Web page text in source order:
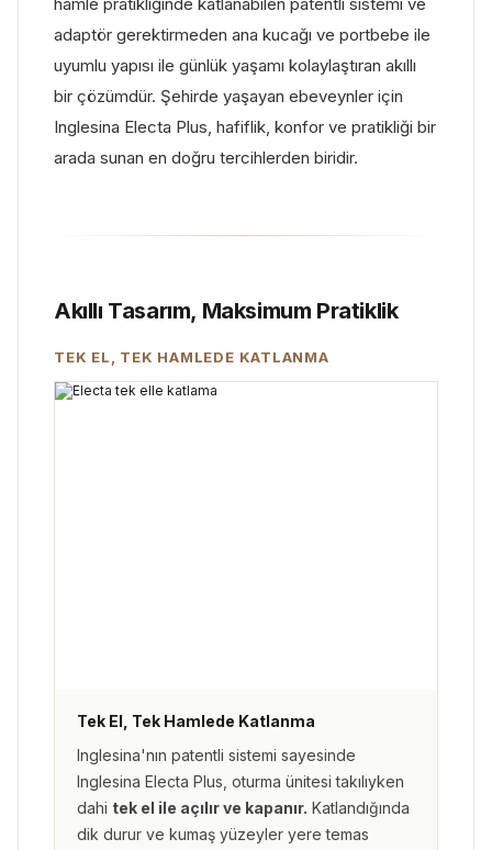
adaptör gerektirmeden ana kucağı ve portbebe ile
uyumlu yapısı ile günlük yaşamı kolaylaştıran akıllı
bir çözümdür. Şehirde yaşayan ebeveynler için
Inglesina Electa Plus, hafiflik, konfor ve pratikliği bir
arada sunan en doğru tercihlerden biridir.
Akıllı Tasarım, Maksimum Pratiklik
TEK EL, TEK HAMLEDE KATLANMA
Tek El, Tek Hamlede Katlanma
Inglesina'nın patentli sistemi sayesinde
Inglesina Electa Plus, oturma ünitesi takılıyken
dahi tek el ile açılır ve kapanır. Katlandığında
dik durur ve kumaş yüzeyler yere temas